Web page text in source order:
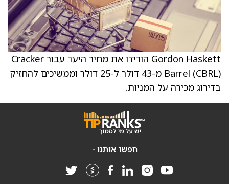
Gordon Haskett הורידו את מחיר היעד עבור Cracker
Barrel (CBRL) מ-43 דולר ל-25 דולר וממשיכים להחזיק
בדירוג מכירה על המניות.
חפשו אותנו -